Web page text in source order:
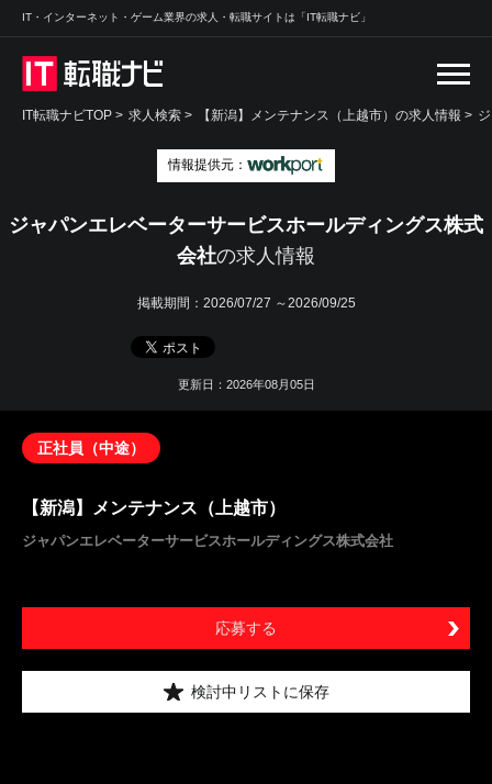
IT・インターネット・ゲーム業界の求人・転職サイトは「IT転職ナビ」
IT転職ナビTOP > 求人検索 > 【新潟】メンテナンス（上越市）の求人情報 >
情報提供元：
ジャパンエレベーターサービスホールディングス株式
会社の求人情報
掲載期間： 2026/07/27 ～2026/09/25
更新日：2026年08月05日
正社員（中途）
【新潟】メンテナンス（上越市）
ジャパンエレベーターサービスホールディングス株式会社
応募する
検討中リストに保存